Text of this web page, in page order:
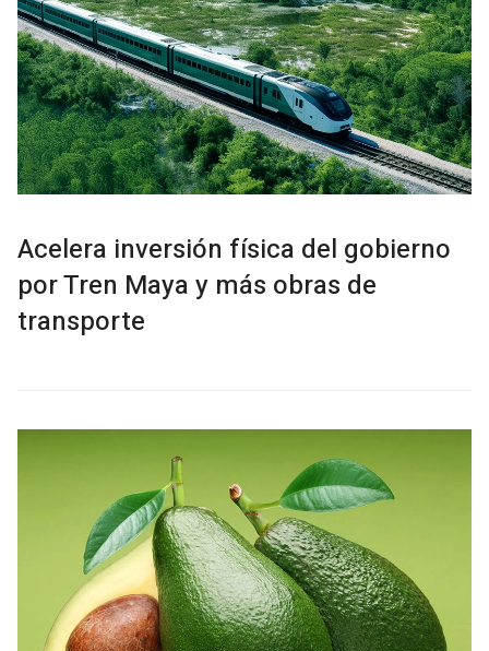
Acelera inversión física del gobierno
por Tren Maya y más obras de
transporte